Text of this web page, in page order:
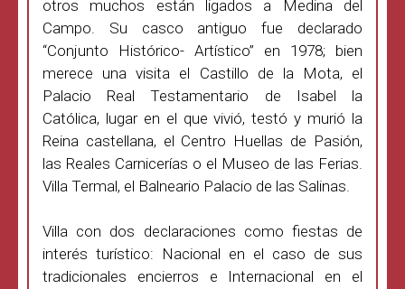
otros muchos están ligados a Medina del
Campo. Su casco antiguo fue declarado
“Conjunto Histórico- Artístico” en 1978; bien
merece una visita el Castillo de la Mota, el
Palacio Real Testamentario de Isabel la
Católica, lugar en el que vivió, testó y murió la
Reina castellana, el Centro Huellas de Pasión,
las Reales Carnicerías o el Museo de las Ferias.
Villa Termal, el Balneario Palacio de las Salinas.
Villa con dos declaraciones como fiestas de
interés turístico: Nacional en el caso de sus
tradicionales encierros e Internacional en el